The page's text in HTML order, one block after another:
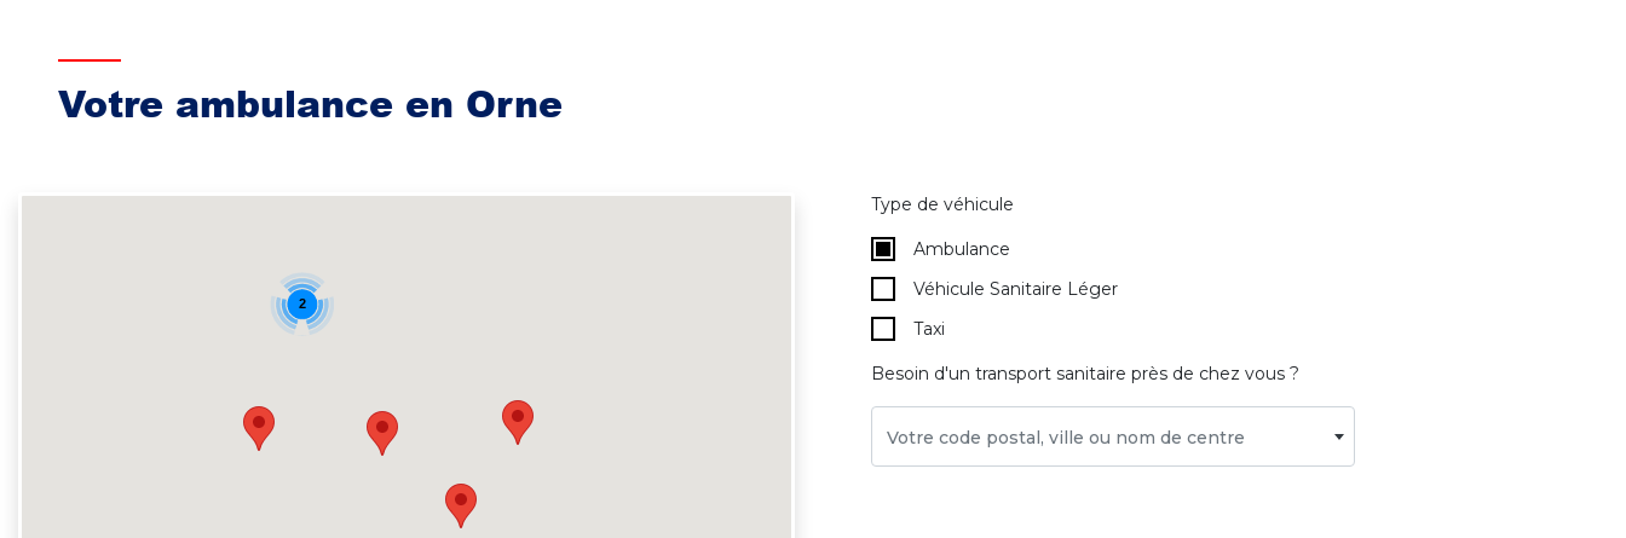
Votre ambulance en Orne
2
Type de véhicule
Ambulance
Véhicule Sanitaire Léger
Taxi
Besoin d'un transport sanitaire près de chez vous ?
Votre code postal, ville ou nom de centre